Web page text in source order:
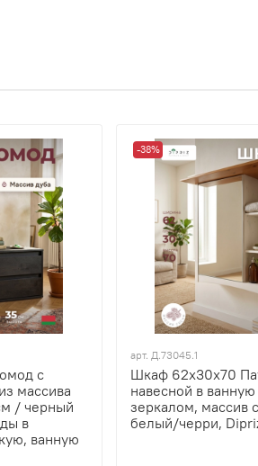
с
массива
/ черный
в
ванную
-38%
арт. Д.73045.1
Шкаф 62х30х70
навесной в ванную
зеркалом, массив
белый/черри,